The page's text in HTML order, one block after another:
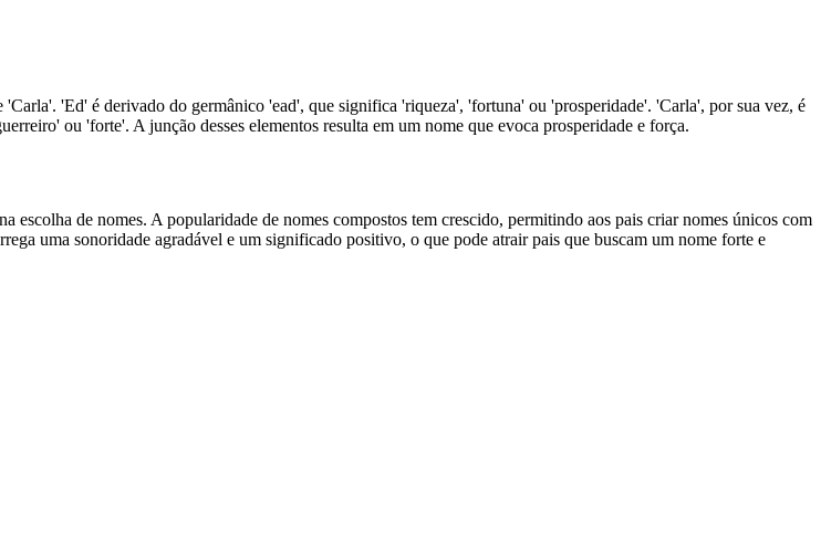
'Ed' é derivado do germânico 'ead', que significa 'riqueza', 'fortuna' ou 'prosperidade'. 'Carla', por sua vez, é
ou 'forte'. A junção desses elementos resulta em um nome que evoca prosperidade e força.
de nomes. A popularidade de nomes compostos tem crescido, permitindo aos pais criar nomes únicos com
uma sonoridade agradável e um significado positivo, o que pode atrair pais que buscam um nome forte e